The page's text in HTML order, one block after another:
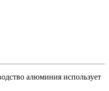
алюминия использует